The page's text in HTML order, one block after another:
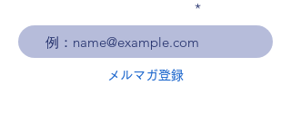
メルマガ登録